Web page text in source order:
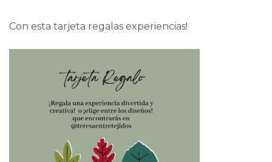
Con esta tarjeta regalas experiencias!